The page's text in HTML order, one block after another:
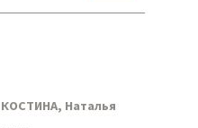
КОСТИНА, Наталья